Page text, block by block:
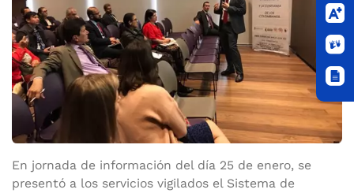
En jornada de información del día 25 de enero, se
presentó a los servicios vigilados el Sistema de